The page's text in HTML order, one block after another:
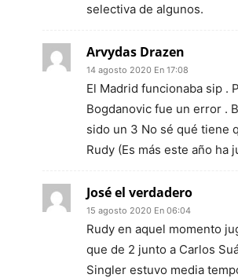
selectiva de algunos.
Arvydas Drazen
14 agosto 2020 En 17:08
El Madrid funcionaba sip .
Bogdanovic fue un error .
sido un 3 No sé qué tiene
Rudy (Es más este año ha
José el verdadero
15 agosto 2020 En 06:04
Rudy en aquel momento
que de 2 junto a Carlos
Singler estuvo media